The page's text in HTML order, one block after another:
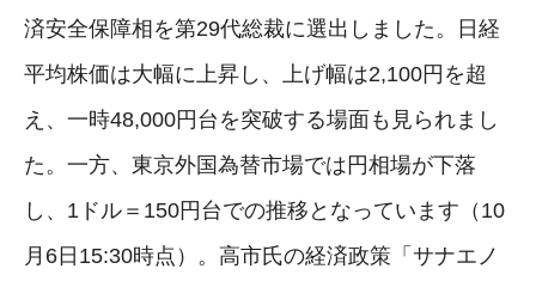
済安全保障相を第29代総裁に選出しました。日経
平均株価は大幅に上昇し、上げ幅は2,100円を超
え、一時48,000円台を突破する場面も見られまし
た。一方、東京外国為替市場では円相場が下落
し、1ドル＝150円台での推移となっています（10
月6日15:30時点）。高市氏の経済政策「サナエノ